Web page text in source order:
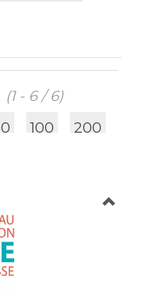
(1 - 6 / 6)
100
200